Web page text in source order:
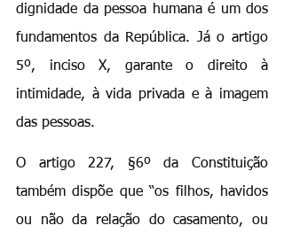
dignidade da pessoa humana é um dos
fundamentos da República. Já o artigo
5º, inciso X, garante o direito à
intimidade, à vida privada e à imagem
das pessoas.
O artigo 227, §6º da Constituição
também dispõe que “os filhos, havidos
ou não da relação do casamento, ou